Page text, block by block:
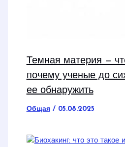
Темная материя —
почему ученые до
ее обнаружить
Общая/ 05.08.2025